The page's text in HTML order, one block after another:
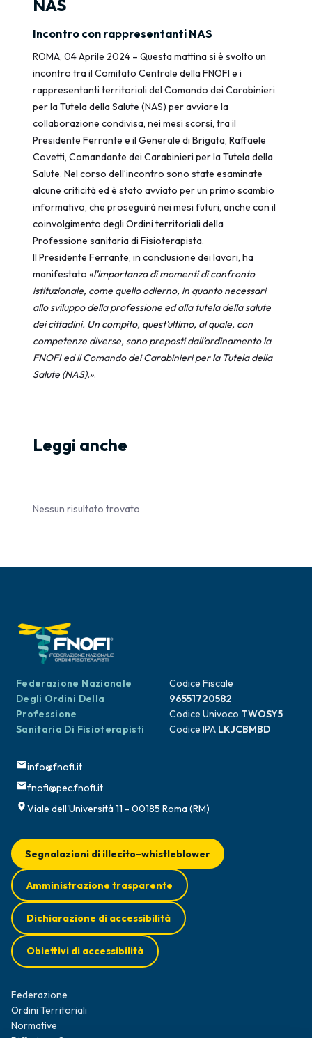
NAS
Incontro con rappresentanti NAS
ROMA, 04 Aprile 2024 – Questa mattina si è svolto un
incontro tra il Comitato Centrale della FNOFI e i
rappresentanti territoriali del Comando dei Carabinieri
per la Tutela della Salute (NAS) per avviare la
collaborazione condivisa, nei mesi scorsi, tra il
Presidente Ferrante e il Generale di Brigata, Raffaele
Covetti, Comandante dei Carabinieri per la Tutela della
Salute. Nel corso dell’incontro sono state esaminate
alcune criticità ed è stato avviato per un primo scambio
informativo, che proseguirà nei mesi futuri, anche con il
coinvolgimento degli Ordini territoriali della
Professione sanitaria di Fisioterapista.
Il Presidente Ferrante, in conclusione dei lavori, ha
manifestato «l’importanza di momenti di confronto
istituzionale, come quello odierno, in quanto necessari
allo sviluppo della professione ed alla tutela della salute
dei cittadini. Un compito, quest’ultimo, al quale, con
competenze diverse, sono preposti dall’ordinamento la
FNOFI ed il Comando dei Carabinieri per la Tutela della
Salute (NAS).».
Leggi anche
Nessun risultato trovato
Federazione Nazionale
Degli Ordini Della
Professione
Sanitaria Di Fisioterapisti
Codice Fiscale
96551720582
Codice Univoco TWOSY5
Codice IPA LKJCBMBD
info@fnofi.it
fnofi@pec.fnofi.it
Viale dell'Università 11 - 00185 Roma (RM)
Federazione
Ordini Territoriali
Normative
Segnalazioni di illecito–whistleblower
Amministrazione trasparente
Dichiarazione di accessibilità
Obiettivi di accessibilità